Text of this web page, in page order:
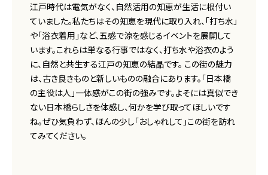
江戸時代は電気がなく、自然活用の知恵が生活に根付い
ていました。私たちはその知恵を現代に取り入れ、「打ち水」
や「浴衣着用」など、五感で涼を感じるイベントを展開して
います。これらは単なる行事ではなく、打ち水や浴衣のよう
に、自然と共生する江戸の知恵の結晶です。 この街の魅力
は、古き良きものと新しいものの融合にあります。「日本橋
の主役は人」一体感がこの街の強みです。よそには真似でき
ない日本橋らしさを体感し、何かを学び取ってほしいです
ね。ぜひ気負わず、ほんの少し「おしゃれして」この街を訪れ
てみてください。